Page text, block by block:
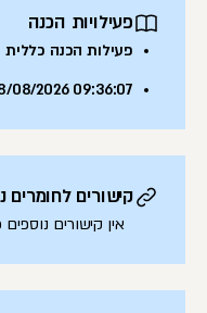
פעילויות הכנה
פעילות הכנה כללית
08/2026 09:36:07
קישורים לחומרים
אין קישורים